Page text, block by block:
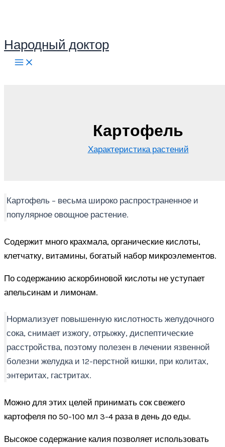
содержимому
Народный доктор
Картофель
Характеристика растений
Картофель – весьма широко распространенное и
популярное овощное растение.
Содержит много крахмала, органические кислоты,
клетчатку, витамины, богатый набор микроэлементов.
По содержанию аскорбиновой кислоты не уступает
апельсинам и лимонам.
Нормализует повышенную кислотность желудочного
сока, снимает изжогу, отрыжку, диспептические
расстройства, поэтому полезен в лечении язвенной
болезни желудка и 12-перстной кишки, при колитах,
энтеритах, гастритах.
Можно для этих целей принимать сок свежего
картофеля по 50-100 мл 3-4 раза в день до еды.
Высокое содержание калия позволяет использовать